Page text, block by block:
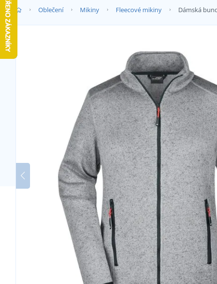
Oblečení Mikiny Fleecové mikiny Dámská